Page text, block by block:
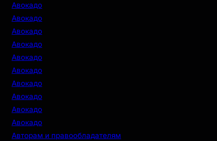
Авокадо
Авокадо
Авокадо
Авокадо
Авокадо
Авокадо
Авокадо
Авокадо
Авокадо
Авокадо
Авторам и правообладателям